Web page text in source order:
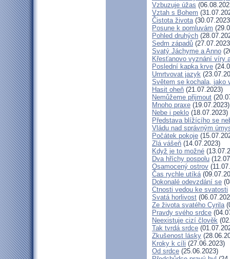
Vzbuzuje úžas
Vztah s Bohem
Čistota života
Posune k pomluvám
Pohled druhých
Sedm západů
Svatý Jáchyme a Anno
Křesťanovo vyznání víry
Poslední kapka krve
Umrtvovat jazyk
Světem se kochala, jako
Hasit oheň (21.07.2023)
Nemůžeme přijmout
Mnoho praxe (19.07.2023)
Nebe i peklo (18.07.2023)
Představa blížícího se
Vládu nad správným
Počátek pokoje
Zlá vášeň (14.07.2023)
Když je to možné
Dva hříchy pospolu
Osamocený ostrov
Čas rychle utíká
Dokonalé odevzdání se
Ctnosti vedou ke svatosti
Svatá horlivost
Ze života svatého Cyrila
Pravdy svého srdce
Neexistuje cizí člověk
Tak tvrdá srdce
Zkušenost lásky
Kroky k cíli (27.06.2023)
Od srdce (25.06.2023)